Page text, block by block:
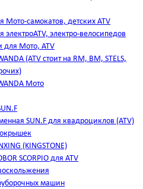
Мото-самокатов, детских ATV
электроATV, электро-велосипедов
Мото, ATV
(АТV стоит на RM, BM, STELS,
Мото
SUN.F для квадроциклов (АТV)
(KINGSTONE)
SCORPIO для ATV
машин